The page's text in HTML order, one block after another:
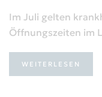
Im Juli gelten
Öffnungszeiten im
WEITERLESEN